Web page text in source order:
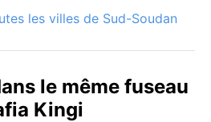
les villes de Sud-Soudan
le même fuseau
Kingi